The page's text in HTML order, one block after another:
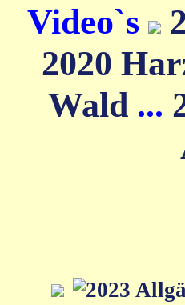
Video`s
2020
Wald ...